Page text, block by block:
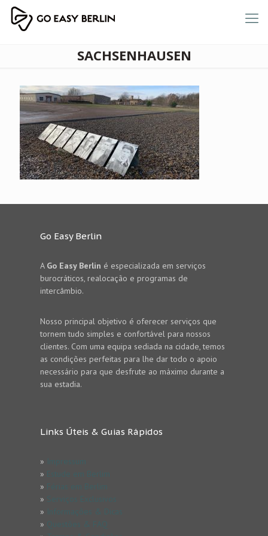
SACHSENHAUSEN
Go Easy Berlin
A Go Easy Berlin é especializada em serviços
burocráticos, realocação e programas de
intercâmbio.
Nosso principal objetivo é oferecer serviços que
tornem tudo simples e confortável para nossos
clientes. Com uma equipa sediada na cidade, temos
as condições perfeitas para lhe dar todo o apoio
necessário para que desfrute ao máximo durante a
sua estadia.
Links Úteis & Guias Rápidos
»
»
»
»
»
»